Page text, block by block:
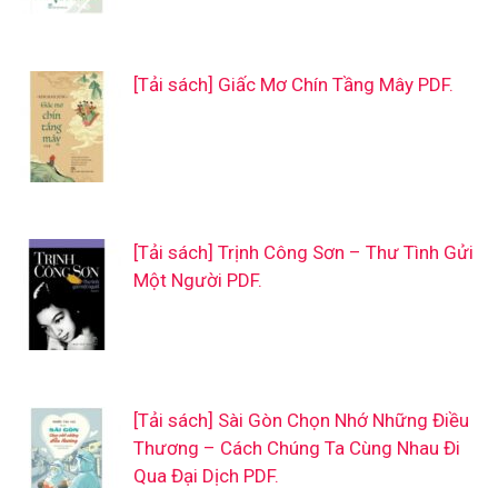
[Tải sách] Giấc Mơ Chín Tầng Mây PDF.
[Tải sách] Trịnh Công Sơn – Thư Tình Gửi
Một Người PDF.
[Tải sách] Sài Gòn Chọn Nhớ Những Điều
Thương – Cách Chúng Ta Cùng Nhau Đi
Qua Đại Dịch PDF.